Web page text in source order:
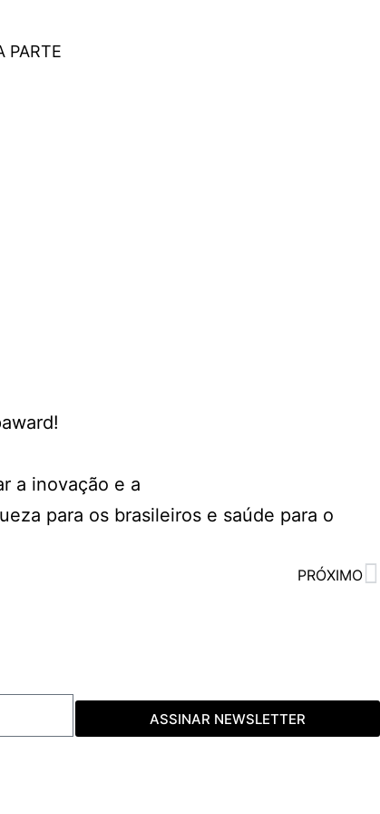
PARTE
!
a inovação e a
para os brasileiros e saúde para o
PRÓXIMO
ASSINAR NEWSLETTER